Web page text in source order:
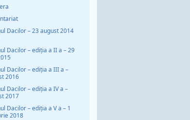
Dacilor – 23 august 2014
Dacilor – ediția a II a – 29
Dacilor – ediția a III a –
2016
Dacilor – ediția a IV a –
2017
Dacilor – ediția a V a – 1
2018